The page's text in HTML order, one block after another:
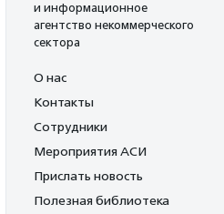
и информационное
агентство некоммерческого
сектора
О нас
Контакты
Сотрудники
Мероприятия АСИ
Прислать новость
Полезная библиотека